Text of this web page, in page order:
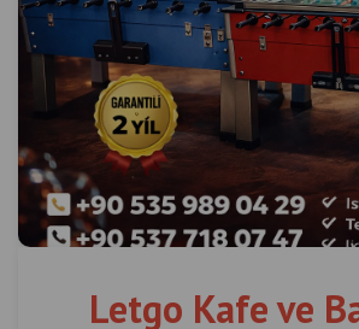
Letgo Kafe ve